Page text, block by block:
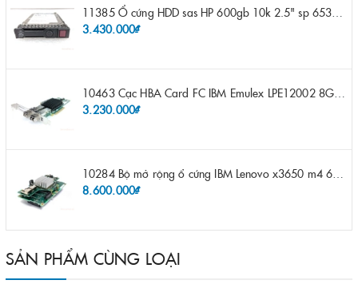
11385 Ổ cứng HDD sas HP 600gb 10k 2.5" sp 653957-001 pn 619286-003 pn 641552-003 pn 689287-003 652583-B21
3.430.000₫
10463 Cạc HBA Card FC IBM Emulex LPE12002 8Gb 2 port FC SFP fru 42D0500 pn 42D0496 opt 42D0494 LPE12002
3.230.000₫
10284 Bộ mở rộng ổ cứng IBM Lenovo x3650 m4 69Y5319 8x 2.5" HS HDD Assembly Kit with Expander
8.600.000₫
SẢN PHẨM CÙNG LOẠI